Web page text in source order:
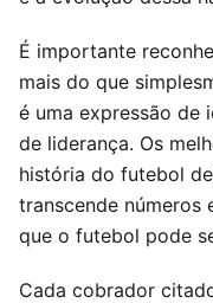
É importante
mais do que
é uma expressão de
de liderança. Os
história do futebol
transcende números
que o futebol pode
Cada cobrador